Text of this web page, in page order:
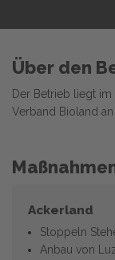
Über den
Der Betrieb liegt
Verband Bioland
Ackerland
Stoppeln
Anbau von